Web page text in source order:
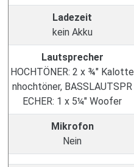
Ladezeit
kein Akku
Lautsprecher
HOCHTÖNER: 2 x ¾" Kalotte
nhochtöner, BASSLAUTSPR
ECHER: 1 x 5¼" Woofer
Mikrofon
Nein